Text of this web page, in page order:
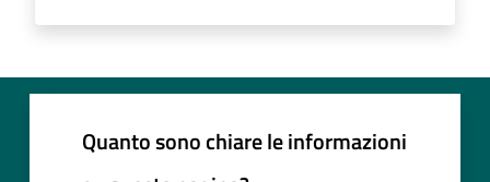
Quanto sono chiare le informazioni